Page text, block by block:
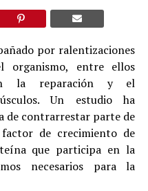
por ralentizaciones
organismo, entre ellos
la reparación y el
Un estudio ha
de contrarrestar parte de
de crecimiento de
que participa en la
necesarios para la